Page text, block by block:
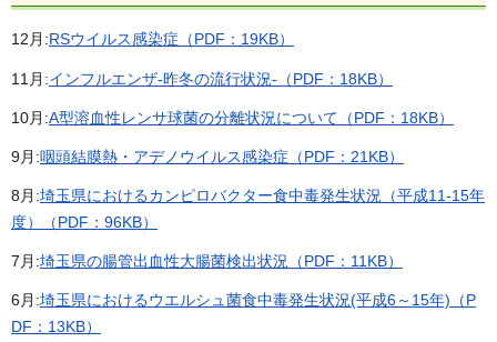
12月:RSウイルス感染症（PDF：19KB）
11月:インフルエンザ-昨冬の流行状況-（PDF：18KB）
10月:A型溶血性レンサ球菌の分離状況について（PDF：18KB）
9月:咽頭結膜熱・アデノウイルス感染症（PDF：21KB）
8月:埼玉県におけるカンピロバクター食中毒発生状況（平成11-15年
度）（PDF：96KB）
7月:埼玉県の腸管出血性大腸菌検出状況（PDF：11KB）
6月:埼玉県におけるウエルシュ菌食中毒発生状況(平成6～15年)（P
DF：13KB）